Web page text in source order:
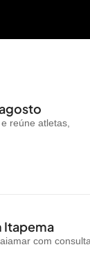
reúne atletas,
Itapema
com